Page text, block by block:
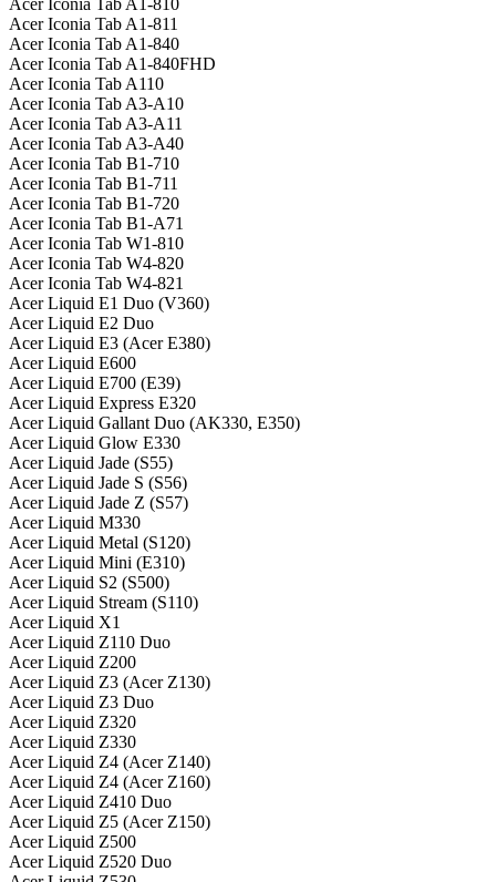
Acer Iconia Tab A1-810
Acer Iconia Tab A1-811
Acer Iconia Tab A1-840
Acer Iconia Tab A1-840FHD
Acer Iconia Tab A110
Acer Iconia Tab A3-A10
Acer Iconia Tab A3-A11
Acer Iconia Tab A3-A40
Acer Iconia Tab B1-710
Acer Iconia Tab B1-711
Acer Iconia Tab B1-720
Acer Iconia Tab B1-A71
Acer Iconia Tab W1-810
Acer Iconia Tab W4-820
Acer Iconia Tab W4-821
Acer Liquid E1 Duo (V360)
Acer Liquid E2 Duo
Acer Liquid E3 (Acer E380)
Acer Liquid E600
Acer Liquid E700 (E39)
Acer Liquid Express E320
Acer Liquid Gallant Duo (AK330, E350)
Acer Liquid Glow E330
Acer Liquid Jade (S55)
Acer Liquid Jade S (S56)
Acer Liquid Jade Z (S57)
Acer Liquid M330
Acer Liquid Metal (S120)
Acer Liquid Mini (E310)
Acer Liquid S2 (S500)
Acer Liquid Stream (S110)
Acer Liquid X1
Acer Liquid Z110 Duo
Acer Liquid Z200
Acer Liquid Z3 (Acer Z130)
Acer Liquid Z3 Duo
Acer Liquid Z320
Acer Liquid Z330
Acer Liquid Z4 (Acer Z140)
Acer Liquid Z4 (Acer Z160)
Acer Liquid Z410 Duo
Acer Liquid Z5 (Acer Z150)
Acer Liquid Z500
Acer Liquid Z520 Duo